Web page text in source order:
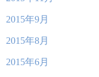
2015年9月
2015年8月
2015年6月